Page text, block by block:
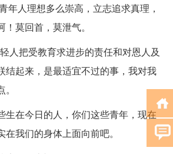
人理想多么崇高，立志追求真理，
莫回首，莫泄气。
人把受教育求进步的责任和对恩人及
结起来，是最适宜不过的事，我对我
在今日的人，你们这些青年，现在
我们的身体上面向前吧。